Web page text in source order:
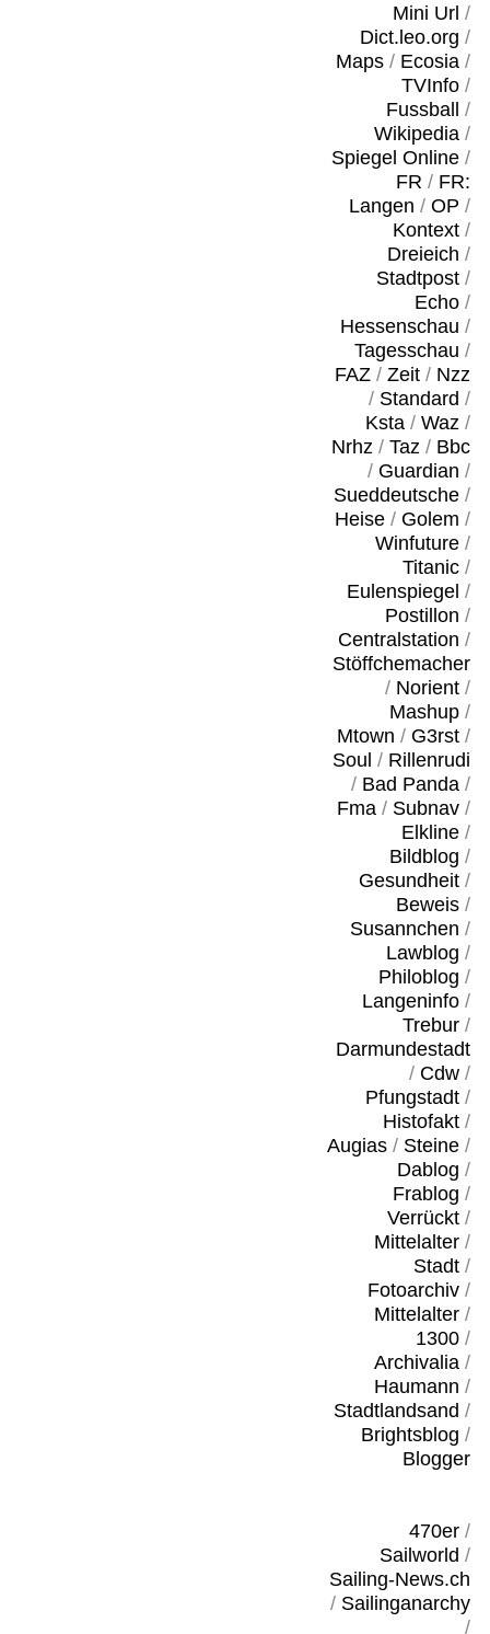
Mini Url /
Dict.leo.org /
Maps/ Ecosia/
TVInfo/
Fussball
/
Wikipedia/
Spiegel Online/
FR / FR:
Langen / OP /
Kontext/
Dreieich /
Stadtpost/
Echo/
Hessenschau /
Tagesschau /
FAZ/ Zeit/ Nzz
/ Standard /
Ksta/ Waz/
Nrhz/ Taz/ Bbc
/ Guardian /
Sueddeutsche/
Heise/ Golem /
Winfuture/
Titanic/
Eulenspiegel /
Postillon /
Centralstation /
Stöffchemacher
/ Norient/
Mashup/
Mtown / G3rst/
Soul / Rillenrudi
/ Bad Panda/
Fma/ Subnav/
Elkline/
Bildblog /
Gesundheit/
Beweis/
Susannchen /
Lawblog /
Philoblog /
Langeninfo/
Trebur/
Darmundestadt
/ Cdw/
Pfungstadt/
Histofakt/
Augias/ Steine/
Dablog /
Frablog /
Verrückt/
Mittelalter/
Stadt/
Fotoarchiv/
Mittelalter/
1300/
Archivalia/
Haumann /
Stadtlandsand /
Brightsblog /
Blogger
470er/
Sailworld /
Sailing-News.ch
/ Sailinganarchy
/